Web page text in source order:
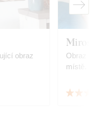
obraz
Obraz je
místě.